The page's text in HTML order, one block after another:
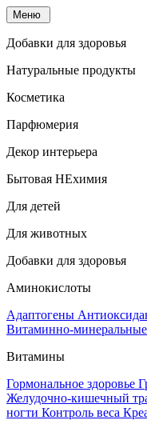
Меню
Добавки для здоровья
Натуральные продукты
Косметика
Парфюмерия
Декор интерьера
Бытовая НЕхимия
Для детей
Для животных
Добавки для здоровья
Аминокислоты
Адаптогены
Витаминно-
Витамины
Гормональное здоровье
Желудочно-кишечный
ногти Контроль веса